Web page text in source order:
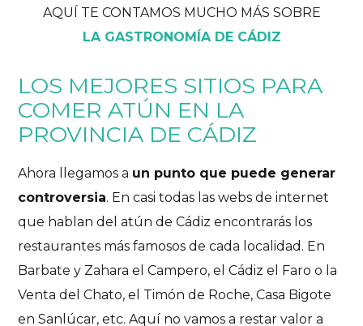
AQUÍ TE CONTAMOS MUCHO MÁS SOBRE
LA GASTRONOMÍA DE CÁDIZ
LOS MEJORES SITIOS PARA
COMER ATÚN EN LA
PROVINCIA DE CÁDIZ
Ahora llegamos a un punto que puede generar
controversia. En casi todas las webs de internet
que hablan del atún de Cádiz encontrarás los
restaurantes más famosos de cada localidad. En
Barbate y Zahara el Campero, el Cádiz el Faro o la
Venta del Chato, el Timón de Roche, Casa Bigote
en Sanlúcar, etc. Aquí no vamos a restar valor a